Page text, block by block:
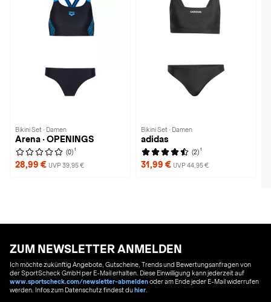
Bikini Set · Damen
Arena · OPENINGS
(0) 1
28,99 € UVP 39,95 €
Bikini Set · Damen
adidas
(2) 1
31,99 € UVP 44,95 €
ZUM NEWSLETTER ANMELDEN
Ich möchte zukünftig Angebote, Gutscheine, Trends und Bewertungsanfragen von
der SportScheck GmbH per E-Mail erhalten. Diese Einwilligung kann jederzeit auf
www.sportscheck.com/newsletter-abmeldenoder am Ende jeder E-Mail widerrufen
werden. Infos zum Datenschutz findest duhier